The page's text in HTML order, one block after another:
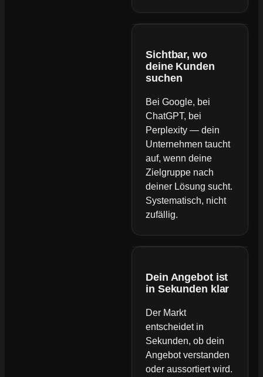
Sichtbar, wo
deine Kunden
suchen
Bei Google, bei
ChatGPT, bei
Perplexity — dein
Unternehmen taucht
auf, wenn deine
Zielgruppe nach
deiner Lösung sucht.
Systematisch, nicht
zufällig.
Dein Angebot ist
in Sekunden klar
Der Markt
entscheidet in
Sekunden, ob dein
Angebot verstanden
oder aussortiert wird.